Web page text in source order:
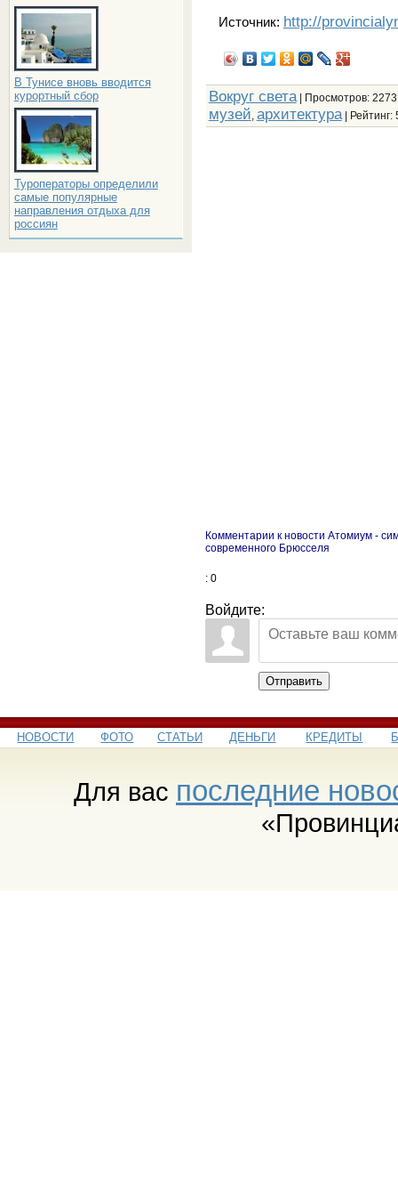
В Тунисе вновь вводится
курортный сбор
Туроператоры определили
самые популярные
направления отдыха для
россиян
Источник: http://
Вокруг света| Просмотров:
музей архитектура| Рейтинг:
Комментарии к новости Атомиум -
современного Брюсселя
: 0
Войдите:
Отправить
НОВОСТИ ФОТО СТАТЬИ ДЕНЬГИ КРЕДИТЫ
Для вас последние